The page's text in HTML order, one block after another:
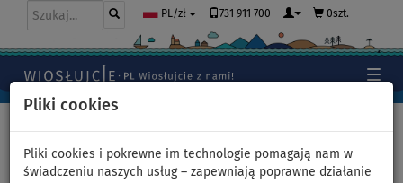
Pliki cookies
Pliki cookies i pokrewne im technologie pomagają nam w
świadczeniu naszych usług – zapewniają poprawne działanie
PL/zł 731 911 700 0szt.